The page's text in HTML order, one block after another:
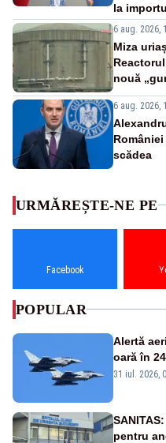
la
6 aug. 2026,
Miza
nouă
6 aug. 2026,
scădea
URMĂREȘTE-NE PE
Facebook
POPULAR
Alertă
oară în
31 iul. 2026,
pentru